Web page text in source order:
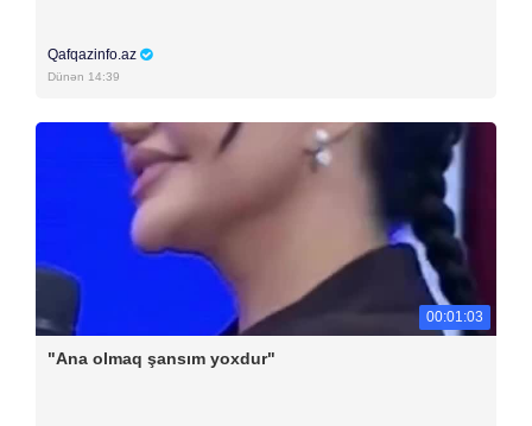
Qafqazinfo.az
Dünən 14:39
00:01:03
"Ana olmaq şansım yoxdur"